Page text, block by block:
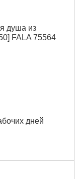
душа из
FALA 75564
дней